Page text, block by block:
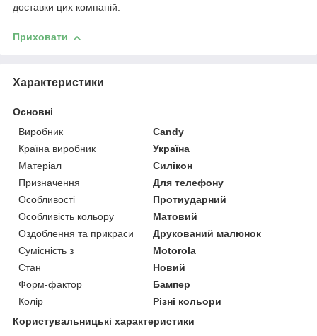
доставки цих компаній.
Приховати
Характеристики
Основні
Виробник
Candy
Країна виробник
Україна
Матеріал
Силікон
Призначення
Для телефону
Особливості
Протиударний
Особливість кольору
Матовий
Оздоблення та прикраси
Друкований малюнок
Сумісність з
Motorola
Стан
Новий
Форм-фактор
Бампер
Колір
Різні кольори
Користувальницькі характеристики